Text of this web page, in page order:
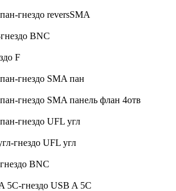
гнездо reversSMA
BNC
F
гнездо SMA пан
гнездо SMA панель флан 4отв
гнездо UFL угл
гнездо UFL угл
BNC
5C-гнездо USB A 5C